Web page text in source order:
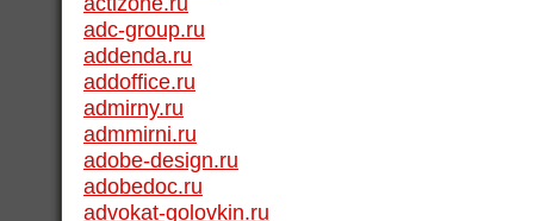
adc-group.ru
addenda.ru
addoffice.ru
admirny.ru
admmirni.ru
adobe-design.ru
adobedoc.ru
advokat-golovkin.ru